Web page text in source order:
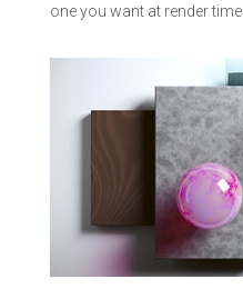
one you want at render time.